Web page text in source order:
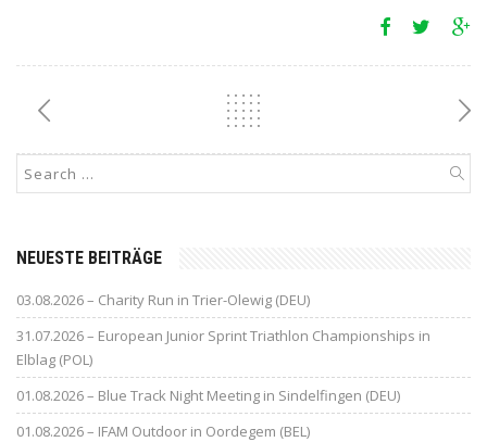
NEUESTE BEITRÄGE
03.08.2026 – Charity Run in Trier-Olewig (DEU)
31.07.2026 – European Junior Sprint Triathlon Championships in
Elblag (POL)
01.08.2026 – Blue Track Night Meeting in Sindelfingen (DEU)
01.08.2026 – IFAM Outdoor in Oordegem (BEL)